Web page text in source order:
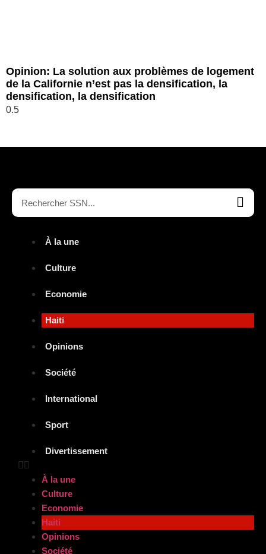
Opinion: La solution aux problèmes de logement
de la Californie n’est pas la densification, la
densification, la densification
À la une
Culture
Economie
Haiti
Opinions
Société
International
Sport
Divertissement
À la une
Culture
Economie
Haiti
Opinions
Société